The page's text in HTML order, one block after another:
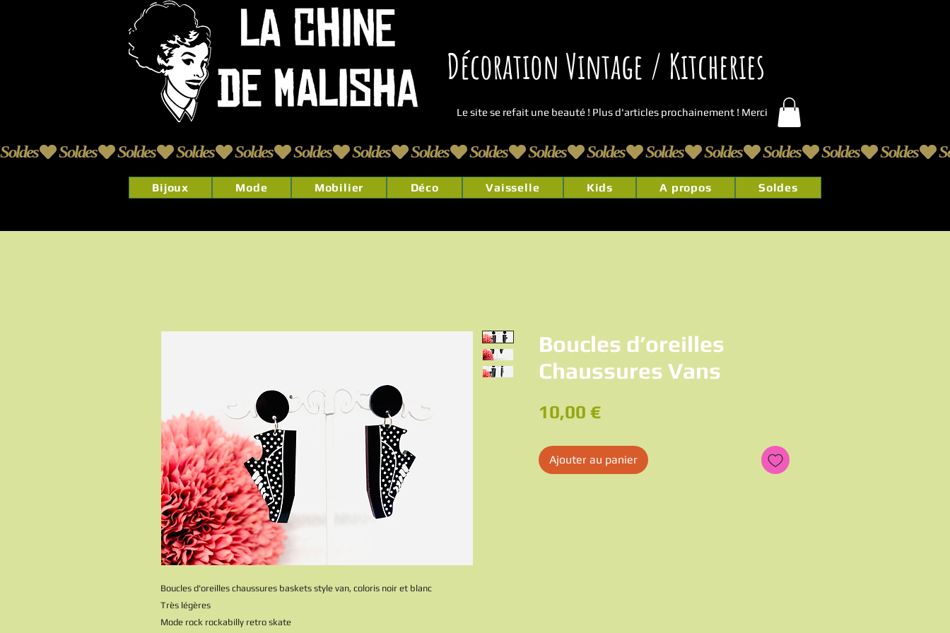
Décoration Vintage / Kitcheries
Le site se refait une beauté ! Plus d'articles prochainement ! Merci
Soldes
Bijoux Mode Mobilier Déco Vaisselle Kids A propos Soldes
Boucles d'oreilles chaussures baskets style van, coloris noir et blanc
Très légères
Mode rock rockabilly retro skate
Boucles d’oreilles
Chaussures Vans
10,00 €Prix
Ajouter au panier